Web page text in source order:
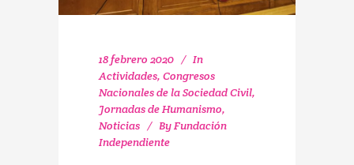
18 febrero 2020
In
Actividades, Congresos
Nacionales de la Sociedad Civil,
Jornadas de Humanismo,
Noticias
ByFundación
Independiente